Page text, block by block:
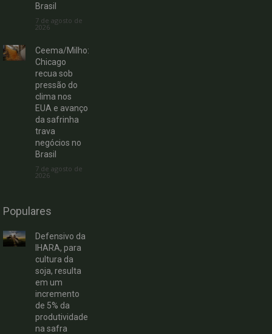
Brasil
7 de agosto de
2026
Ceema/Milho:
Chicago
recua sob
pressão do
clima nos
EUA e avanço
da safrinha
trava
negócios no
Brasil
7 de agosto de
2026
Populares
Defensivo da
IHARA, para
cultura da
soja, resulta
em um
incremento
de 5% da
produtividade
na safra